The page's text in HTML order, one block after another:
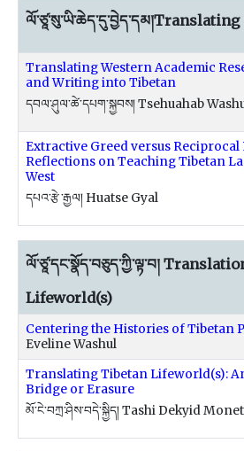
Translating Western Academic
and Writing into Tibetan
དབལ་ཤུལ་ཚེ་དཔག་སྐྱབས། Tsehuahab
Extractive Greed versus Reciprocal
Reflections on Teaching Tibetan
West
དཔའ་རྩེ་རྒྱལ། Huatse Gyal
ལོ་ཙཱ་དང་སྣོད་བཅུད་ཀྱི་ལྟ་བ།
Lifeworld(s)
Centering the Histories of Tibetan
Eveline Washul
Translating Tibetan Lifeworld(s):
Bridge or Erasure
མོ་ངེ་བཀྲ་ཤིས་བདེ་སྐྱིད། Tashi Dekyid Monet